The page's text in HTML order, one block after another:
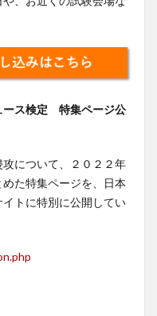
ース検定 特集ページ公
について、２０２２年
た特集ページを、日本
トに特別に公開してい